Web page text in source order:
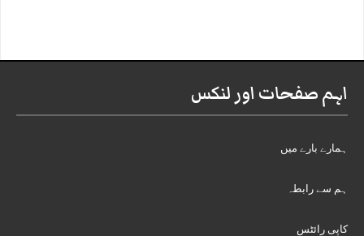
اہم صفحات اور لنکس
ہمارے بارے میں
ہم سے رابطہ
کاپی رائٹس